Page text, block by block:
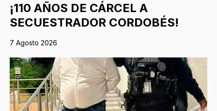
¡110 AÑOS DE CÁRCEL A
SECUESTRADOR CORDOBÉS!
7 Agosto 2026